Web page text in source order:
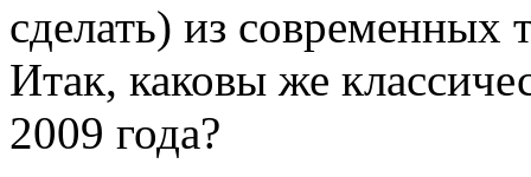
сделать) из современных
Итак, каковы же
2009 года?